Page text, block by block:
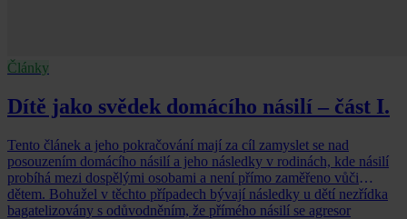
Články
Dítě jako svědek domácího násilí – část I.
Tento článek a jeho pokračování mají za cíl zamyslet se nad
posouzením domácího násilí a jeho následky v rodinách, kde násilí
probíhá mezi dospělými osobami a není přímo zaměřeno vůči
dětem. Bohužel v těchto případech bývají následky u dětí nezřídka
bagatelizovány s odůvodněním, že přímého násilí se agresor